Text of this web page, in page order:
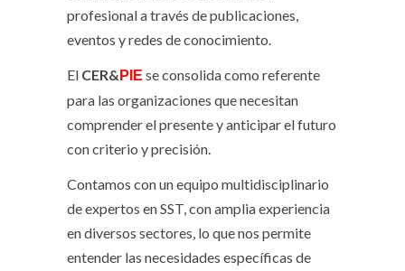
profesional a través de publicaciones,
eventos y redes de conocimiento.
El CER& PIE se consolida como referente
para las organizaciones que necesitan
comprender el presente y anticipar el futuro
con criterio y precisión.
Contamos con un equipo multidisciplinario
de expertos en SST, con amplia experiencia
en diversos sectores, lo que nos permite
entender las necesidades específicas de